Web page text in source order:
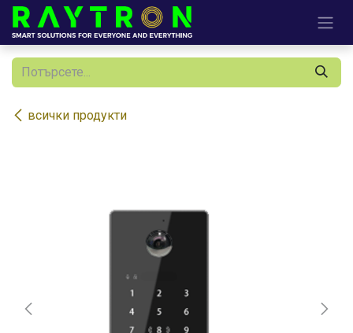
Преминете към съдържание
всички продукти